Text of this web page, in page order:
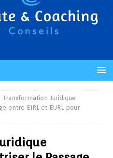
Transformation Juridique
entre EIRL et EURL pour